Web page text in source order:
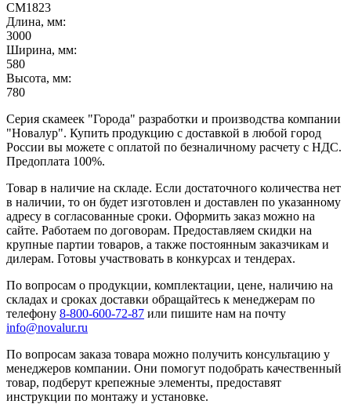
СМ1823
Длина, мм:
3000
Ширина, мм:
580
Высота, мм:
780
Серия скамеек "Города" разработки и производства компании
"Новалур". Купить продукцию с доставкой в любой город
России вы можете с оплатой по безналичному расчету с НДС.
Предоплата 100%.
Товар в наличие на складе. Если достаточного количества нет
в наличии, то он будет изготовлен и доставлен по указанному
адресу в согласованные сроки. Оформить заказ можно на
сайте. Работаем по договорам. Предоставляем скидки на
крупные партии товаров, а также постоянным заказчикам и
дилерам. Готовы участвовать в конкурсах и тендерах.
По вопросам о продукции, комплектации, цене, наличию на
складах и сроках доставки обращайтесь к менеджерам по
телефону 8-800-600-72-87 или пишите нам на почту
info@novalur.ru
По вопросам заказа товара можно получить консультацию у
менеджеров компании. Они помогут подобрать качественный
товар, подберут крепежные элементы, предоставят
инструкции по монтажу и установке.